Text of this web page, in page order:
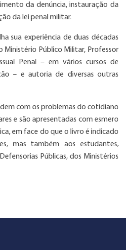
da denúncia, instauração da
da lei penal militar.
sua experiência de duas décadas
Ministério Público Militar, Professor
Penal – em vários cursos de
– e autoria de diversas outras
com os problemas do cotidiano
e são apresentadas com esmero
em face do que o livro é indicado
mas também aos estudantes,
Públicas, dos Ministérios